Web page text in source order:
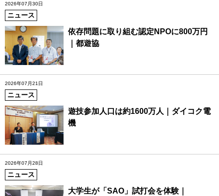
2026年07月30日
ニュース
依存問題に取り組む認定NPOに800万円
｜都遊協
2026年07月21日
ニュース
遊技参加人口は約1600万人｜ダイコク電
機
2026年07月28日
ニュース
大学生が「SAO」試打会を体験｜